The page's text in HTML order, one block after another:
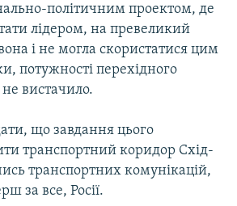
політичним проектом, де
лідером, на превеликий
і не могла скористатися цим
потужності перехідного
не вистачило.
що завдання цього
транспортний коридор Схід-
транспортних комунікацій,
за все, Росії.